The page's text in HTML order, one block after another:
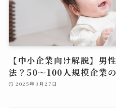
【中小企業向け解説】男
法？50～100人規模企業
2025年3月27日